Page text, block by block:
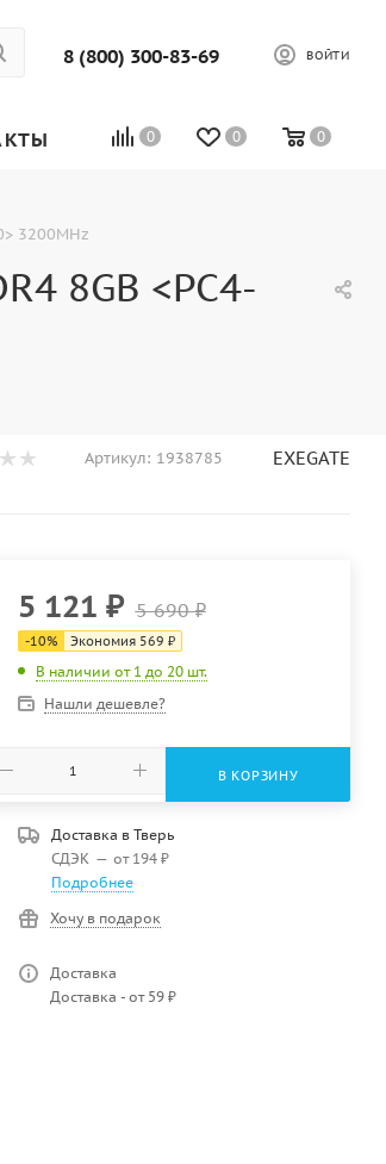
8 (800) 300-83-69 ВОЙТИ
0 0 0
3200MHz
8GB <PC4-
Артикул: 1938785 EXEGATE
5 121 ₽ 5 690₽
-10% Экономия 569 ₽
В наличии от 1 до 20 шт.
Нашли дешевле?
В КОРЗИНУ
Доставка в Тверь
СДЭК — от 194 ₽
Подробнее
Хочу в подарок
Доставка
Доставка - от 59 ₽